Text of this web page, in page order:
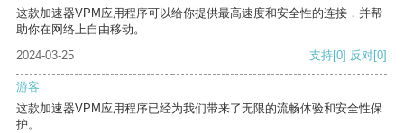
这款加速器VPM应用程序可以给你提供最高速度和安全性的连接，并帮
助你在网络上自由移动。
2024-03-25
支持[0] 反对[0]
游客
这款加速器VPM应用程序已经为我们带来了无限的流畅体验和安全性保
护。